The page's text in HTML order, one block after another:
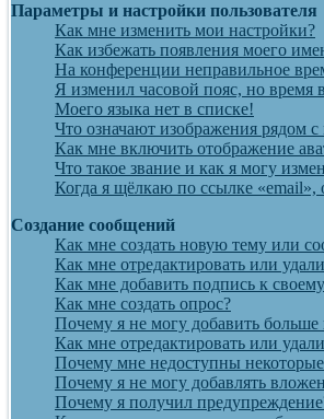
Параметры и настройки пользователя
Как мне изменить мои настройки?
Как избежать появления моего
На конференции неправильное
Я изменил часовой пояс, но время
Моего языка нет в списке!
Что означают изображения рядом
Как мне включить отображение
Что такое звание и как я могу
Когда я щёлкаю по ссылке
Создание сообщений
Как мне создать новую тему или
Как мне отредактировать или
Как мне добавить подпись к
Как мне создать опрос?
Почему я не могу добавить больше
Как мне отредактировать или
Почему мне недоступны
Почему я не могу добавлять
Почему я получил